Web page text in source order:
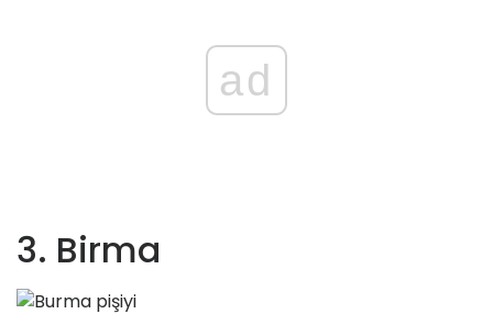
ad
3. Birma